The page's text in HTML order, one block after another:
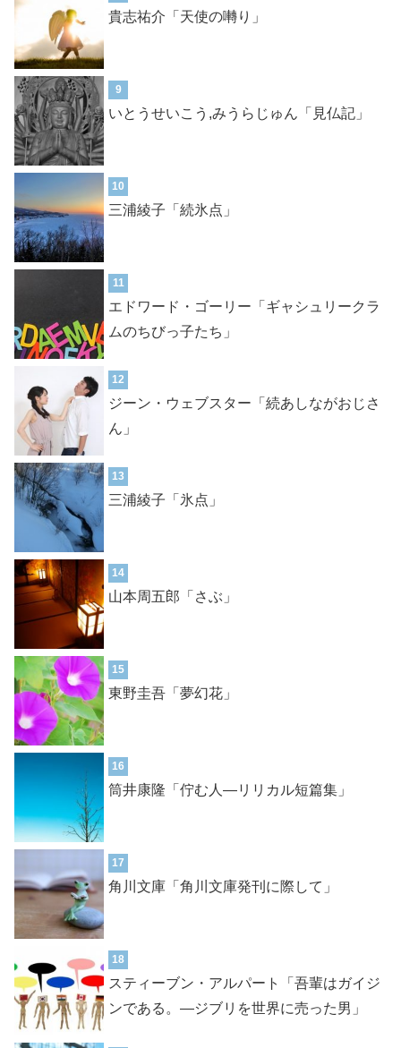
貴志祐介「天使の囀り」
9
いとうせいこう,みうらじゅん「見仏記」
10
三浦綾子「続氷点」
11
エドワード・ゴーリー「ギャシュリークラ
ムのちびっ子たち」
12
ジーン・ウェブスター「続あしながおじさ
ん」
13
三浦綾子「氷点」
14
山本周五郎「さぶ」
15
東野圭吾「夢幻花」
16
筒井康隆「佇む人―リリカル短篇集」
17
角川文庫「角川文庫発刊に際して」
18
スティーブン・アルパート「吾輩はガイジ
ンである。―ジブリを世界に売った男」